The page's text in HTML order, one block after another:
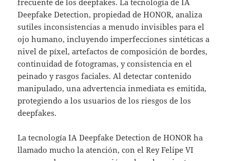
Deepfake Detection, propiedad de HONOR, analiza
sutiles inconsistencias a menudo invisibles para el
ojo humano, incluyendo imperfecciones sintéticas a
nivel de píxel, artefactos de composición de bordes,
continuidad de fotogramas, y consistencia en el
peinado y rasgos faciales. Al detectar contenido
manipulado, una advertencia inmediata es emitida,
protegiendo a los usuarios de los riesgos de los
deepfakes.
La tecnología IA Deepfake Detection de HONOR ha
llamado mucho la atención, con el Rey Felipe VI